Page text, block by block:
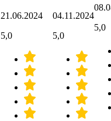
21.06.2024
5,0
04.11.2024
5,0
5,0